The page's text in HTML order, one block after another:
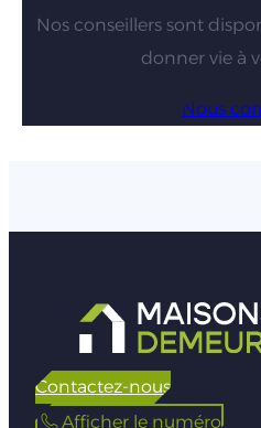
Nos conseillers sont
donner vie à
Nous
Contactez-nous
Afficher le numéro